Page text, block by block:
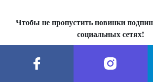
Чтобы не пропустить новинки
социальных сетях!